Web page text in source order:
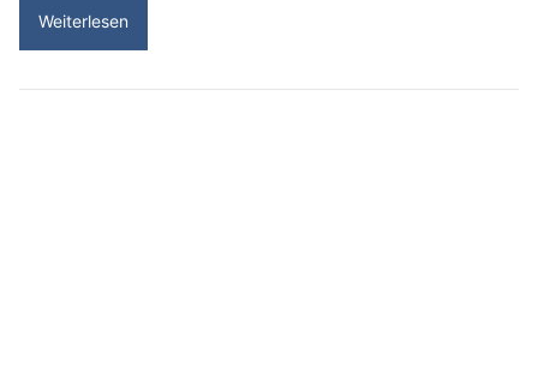
Weiterlesen